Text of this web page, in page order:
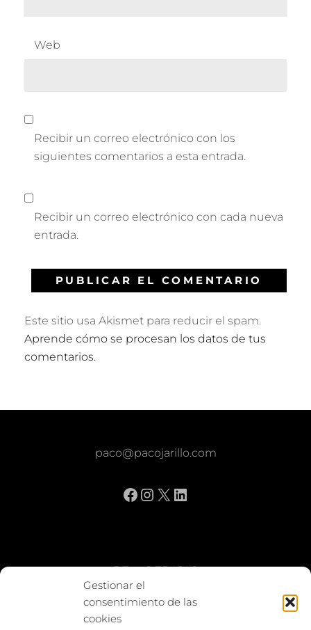
Gestionar el
consentimiento de las
cookies
Web
Recibir un correo electrónico con los
siguientes comentarios a esta entrada.
Recibir un correo electrónico con cada nueva
entrada.
Este sitio usa Akismet para reducir el spam.
Aprende cómo se procesan los datos de tus
comentarios.
paco@pacojarillo.com
Facebook
Instagram
X LinkedIn
BE vs REBAJAS
Entes